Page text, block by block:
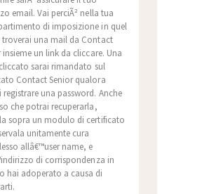
email. Vai perciÃ² nella tua
di imposizione in quel
una mail da Contact
insieme un link da cliccare. Una
sarai rimandato sul
Contact Senior qualora
registrare una password. Anche
che potrai recuperarla,
sopra un modulo di certificato
unitamente cura
allâ€™user name, e
di corrispondenza in
hai adoperato a causa di